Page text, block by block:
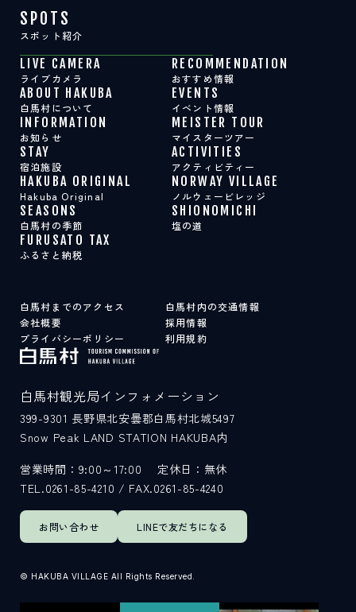
SPOTS
スポット紹介
LIVE CAMERA
ライブカメラ
RECOMMENDATION
おすすめ情報
ABOUT HAKUBA
白馬村について
EVENTS
イベント情報
INFORMATION
お知らせ
MEISTER TOUR
マイスターツアー
STAY
宿泊施設
ACTIVITIES
アクティビティー
HAKUBA ORIGINAL
Hakuba Original
NORWAY VILLAGE
ノルウェービレッジ
SEASONS
白馬村の季節
SHIONOMICHI
塩の道
FURUSATO TAX
ふるさと納税
白馬村までのアクセス
白馬村内の交通情報
会社概要
採用情報
プライバシーポリシー
利用規約
お問い合わせ LINEで友だちになる
白馬村観光局インフォメーション
399-9301 長野県北安曇郡白馬村北城5497
Snow Peak LAND STATION HAKUBA内
営業時間：9:00～17:00
定休日：無休
TEL.0261-85-4210 / FAX.0261-85-4240
© HAKUBA VILLAGE All Rights Reserved.